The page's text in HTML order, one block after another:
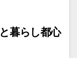
暮らし都心